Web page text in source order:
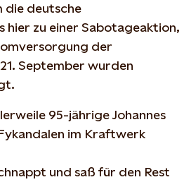
die deutsche
hier zu einer Sabotageaktion,
der
September wurden
95-jährige Johannes
im Kraftwerk
und saß für den Rest